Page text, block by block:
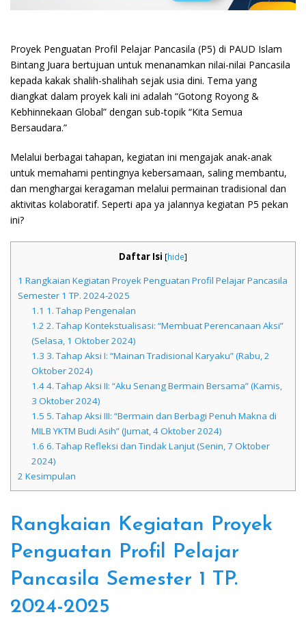
Proyek Penguatan Profil Pelajar Pancasila (P5) di PAUD Islam
Bintang Juara bertujuan untuk menanamkan nilai-nilai Pancasila
kepada kakak shalih-shalihah sejak usia dini. Tema yang
diangkat dalam proyek kali ini adalah “Gotong Royong &
Kebhinnekaan Global” dengan sub-topik “Kita Semua
Bersaudara.”
Melalui berbagai tahapan, kegiatan ini mengajak anak-anak
untuk memahami pentingnya kebersamaan, saling membantu,
dan menghargai keragaman melalui permainan tradisional dan
aktivitas kolaboratif. Seperti apa ya jalannya kegiatan P5 pekan
ini?
Daftar Isi [hide]
1 Rangkaian Kegiatan Proyek Penguatan Profil Pelajar Pancasila
Semester 1 TP. 2024-2025
1.1 1. Tahap Pengenalan
1.2 2. Tahap Kontekstualisasi: “Membuat Perencanaan Aksi”
(Selasa, 1 Oktober 2024)
1.3 3. Tahap Aksi I: “Mainan Tradisional Karyaku” (Rabu, 2
Oktober 2024)
1.44. Tahap Aksi II: “Aku Senang Bermain Bersama” (Kamis,
3 Oktober 2024)
1.5 5. Tahap Aksi III: “Bermain dan Berbagi Penuh Makna di
MILB YKTM Budi Asih” (Jumat, 4 Oktober 2024)
1.6 6. Tahap Refleksi dan Tindak Lanjut (Senin, 7 Oktober
2024)
2 Kesimpulan
Rangkaian Kegiatan Proyek
Penguatan Profil Pelajar
Pancasila Semester 1 TP.
2024-2025